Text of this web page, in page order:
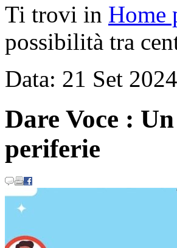
Ti trovi in Home
possibilità tra
Data: 21 Set 2024
Dare Voce :
periferie